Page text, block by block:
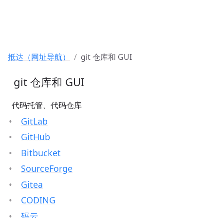
抵达（网址导航） git 仓库和 GUI
git 仓库和 GUI
代码托管、代码仓库
GitLab
GitHub
Bitbucket
SourceForge
Gitea
CODING